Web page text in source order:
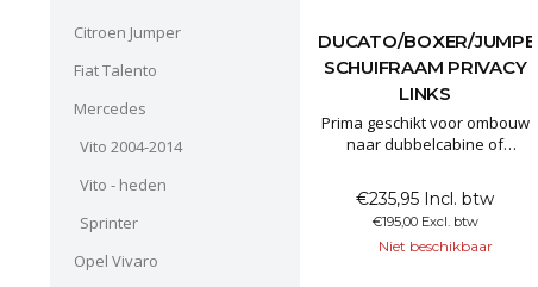
Citroen Jumper
Fiat Talento
Mercedes
Vito 2004-2014
Vito - heden
Sprinter
Opel Vivaro
DUCATO/BOXER/JUMPER
SCHUIFRAAM PRIVACY
LINKS
Prima geschikt voor ombouw
naar dubbelcabine of
privacyglasafmetingen:
1400x670mm passend voor
de L2 L3 L4
Al onze ramen zijn voorzien
€235,95 Incl. btw
€195,00 Excl. btw
Niet beschikbaar